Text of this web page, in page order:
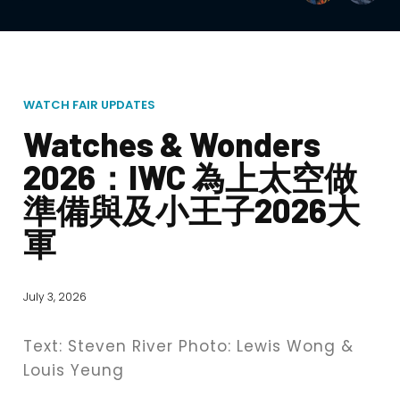
WATCH FAIR UPDATES
Watches & Wonders
2026：IWC 為上太空做
準備與及小王子2026大
軍
July 3, 2026
Text: Steven River Photo: Lewis Wong &
Louis Yeung